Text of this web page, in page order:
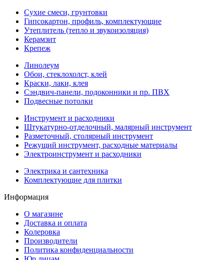
Сухие смеси, грунтовки
Гипсокартон, профиль, комплектующие
Утеплитель (тепло и звукоизоляция)
Керамзит
Крепеж
Линолеум
Обои, стеклохолст, клей
Краски, лаки, клея
Сэндвич-панели, подоконники и пр. ПВХ
Подвесные потолки
Инструмент и расходники
Штукатурно-отделочный, малярный инструмент
Разметочный, столярный инструмент
Режущий инструмент, расходные материалы
Электроинструмент и расходники
Электрика и сантехника
Комплектующие для плитки
Информация
О магазине
Доставка и оплата
Колеровка
Производители
Политика конфиденциальности